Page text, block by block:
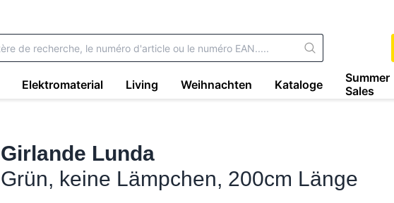
Elektromaterial Living Weihnachten Kataloge
Summer
Sales
Girlande Lunda
Grün, keine Lämpchen, 200cm Länge